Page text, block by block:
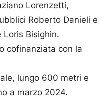
Lorenzetti,
Roberto Danieli e
Loris Bisighin.
cofinanziata con la
lungo 600 metri e
a marzo 2024.